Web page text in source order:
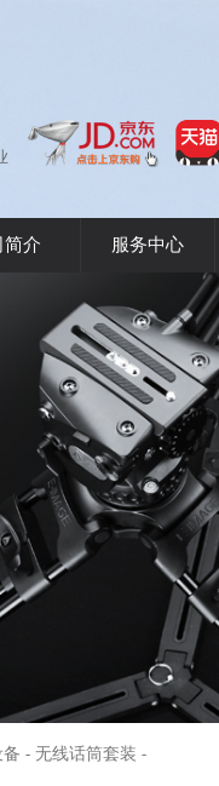
介 服务中心
- 无线话筒套装 -